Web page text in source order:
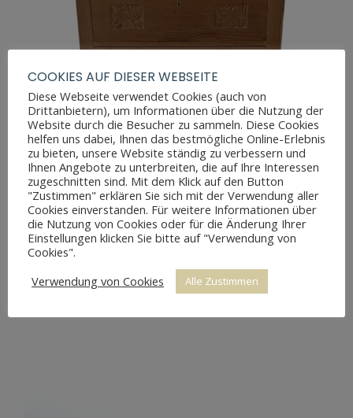
ART DÉCO HOCHKOMMODE
COOKIES AUF DIESER WEBSEITE
Diese Webseite verwendet Cookies (auch von
Drittanbietern), um Informationen über die Nutzung der
Website durch die Besucher zu sammeln. Diese Cookies
helfen uns dabei, Ihnen das bestmögliche Online-Erlebnis
zu bieten, unsere Website ständig zu verbessern und
Ihnen Angebote zu unterbreiten, die auf Ihre Interessen
zugeschnitten sind. Mit dem Klick auf den Button
"Zustimmen" erklären Sie sich mit der Verwendung aller
Cookies einverstanden. Für weitere Informationen über
die Nutzung von Cookies oder für die Änderung Ihrer
Einstellungen klicken Sie bitte auf "Verwendung von
Cookies".
Verwendung von Cookies
Alle Zustimmen